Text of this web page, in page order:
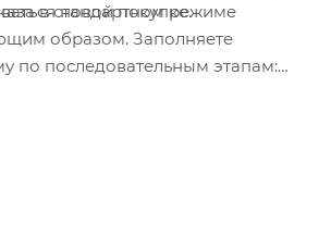
новой покупке.
в стандартном режиме
образом. Заполняете
по последовательным этапам:
заказ».